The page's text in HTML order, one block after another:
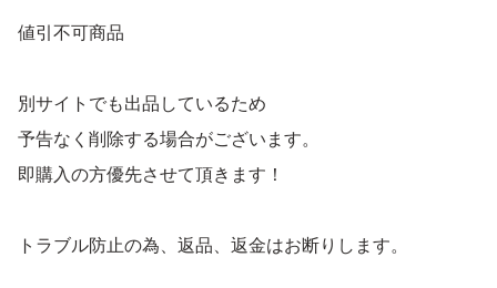
値引不可商品
別サイトでも出品しているため
予告なく削除する場合がございます。
即購入の方優先させて頂きます！
トラブル防止の為、返品、返金はお断りします。